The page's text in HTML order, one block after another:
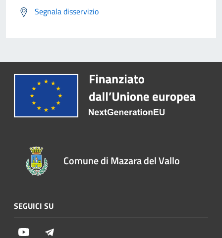
Segnala disservizio
Comune di Mazara del Vallo
SEGUICI SU
Youtube